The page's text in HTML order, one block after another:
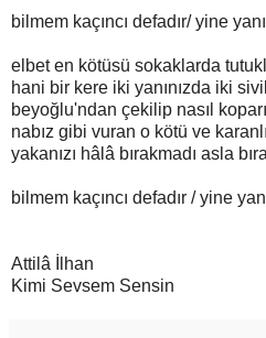
bilmem kaçıncı defadır/ yine
elbet en kötüsü sokaklarda
hani bir kere iki yanınızda iki
beyoğlu'ndan çekilip nasıl
nabız gibi vuran o kötü ve
yakanızı hâlâ bırakmadı asla
bilmem kaçıncı defadır / yine
Attilâ İlhan
Kimi Sevsem Sensin